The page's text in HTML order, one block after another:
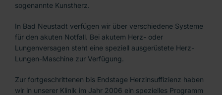
sogenannte Kunstherz.
In Bad Neustadt verfügen wir über verschiedene Systeme
für den akuten Notfall. Bei akutem Herz- oder
Lungenversagen steht eine speziell ausgerüstete Herz-
Lungen-Maschine zur Verfügung.
Zur fortgeschrittenen bis Endstage Herzinsuffizienz haben
wir in unserer Klinik im Jahr 2006 ein spezielles Programm